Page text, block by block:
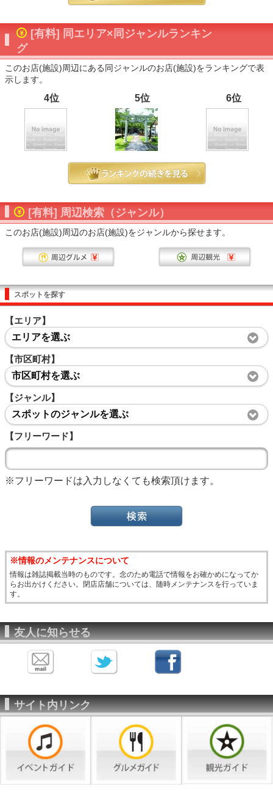
[有料] 同エリア×同ジャンルランキン
グ
このお店(施設)周辺にある同ジャンルのお店(施設)をランキングで表
示します。
4位 5位 6位
[有料] 周辺検索（ジャンル）
このお店(施設)周辺のお店(施設)をジャンルから探せます。
スポットを探す
【エリア】
エリアを選ぶ
【市区町村】
市区町村を選ぶ
【ジャンル】
スポットのジャンルを選ぶ
【フリーワード】
※フリーワードは入力しなくても検索頂けます。
※情報のメンテナンスについて
情報は雑誌掲載当時のものです。念のため電話で情報をお確かめになってか
らお出かけください。閉店店舗については、随時メンテナンスを行っていま
す。
友人に知らせる
サイト内リンク